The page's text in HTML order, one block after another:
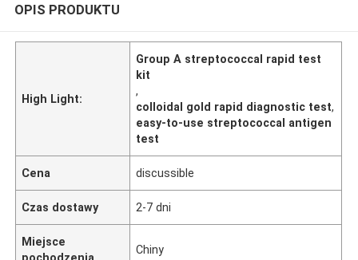
OPIS PRODUKTU
High Light:
Group A streptococcal rapid test
kit
,
colloidal gold rapid diagnostic test,
easy-to-use streptococcal antigen
test
Cena discussible
Czas dostawy 2-7 dni
Miejsce
pochodzenia
Chiny